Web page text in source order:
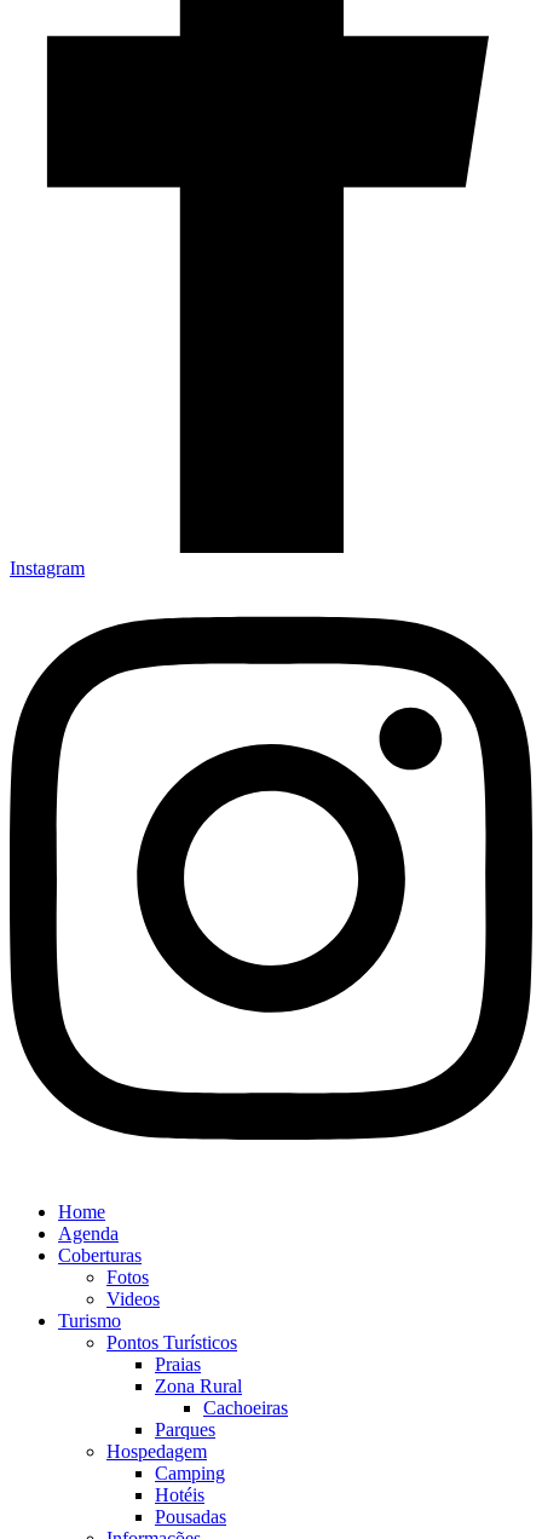
Instagram
Home
Agenda
Coberturas
Fotos
Videos
Turismo
Pontos Turísticos
Praias
Zona Rural
Cachoeiras
Parques
Hospedagem
Camping
Hotéis
Pousadas